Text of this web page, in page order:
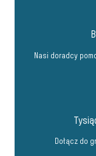
Nasi doradcy
Dołącz do